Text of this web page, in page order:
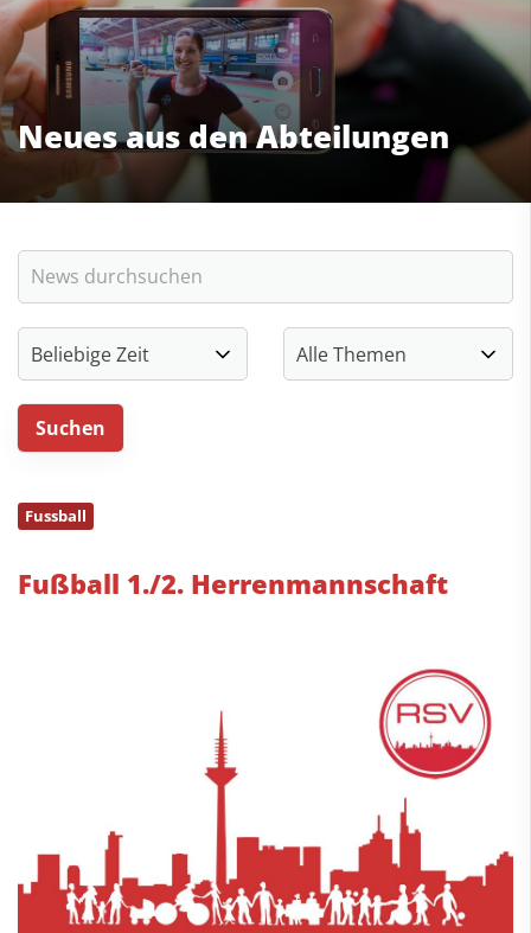
Neues aus den Abteilungen
Fussball
Fußball 1./2. Herrenmannschaft